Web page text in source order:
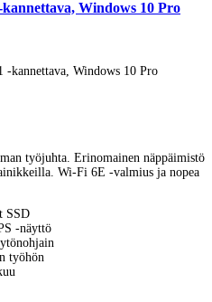
Windows 10 Pro
kannettava, Windows 10 Pro
työjuhta. Erinomainen näppäimistö
Wi-Fi 6E -valmius ja nopea
SSD
-näyttö
työhön